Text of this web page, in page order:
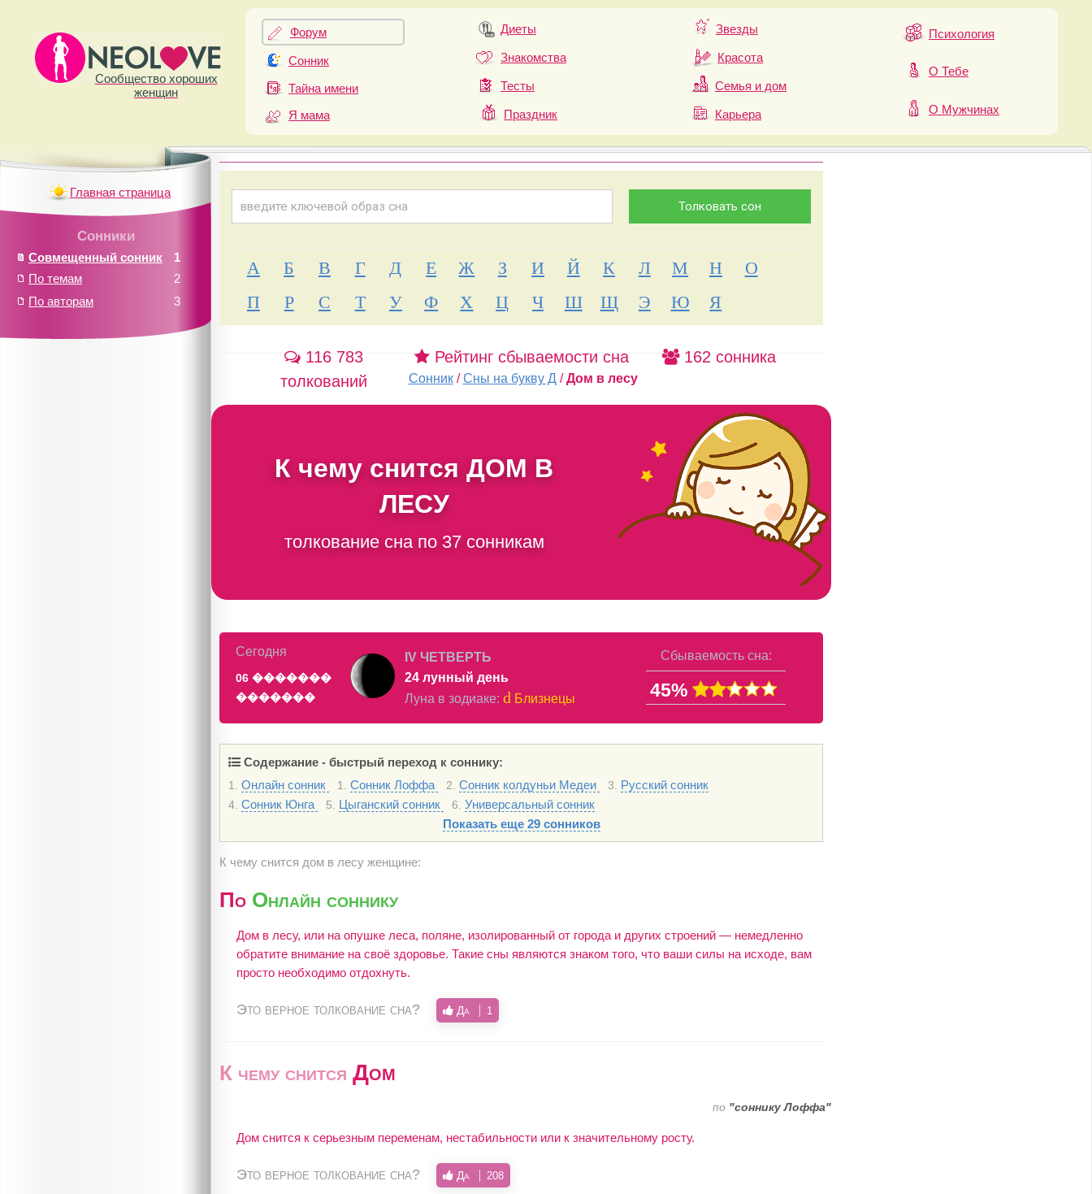
Сообщество хороших
женщин
Форум
Сонник
Тайна имени
Я мама
Диеты
Знакомства
Тесты
Праздник
Звезды
Красота
Семья и дом
Карьера
Психология
О Тебе
О Мужчинах
А Б В Г Д Е Ж З И Й К Л М Н
О
П
Р С Т У Ф Х Ц Ч Ш Щ Э Ю Я
116 783
толкований
Рейтинг сбываемости сна 162 сонника
Сонник /Сны на букву Д /Дом в лесу
К чему снится ДОМ В
ЛЕСУ
толкование сна по 37 сонникам
Сегодня
06 �������
�������
IV ЧЕТВЕРТЬ
24 лунный день
Луна в зодиаке: d Близнецы
Сбываемость сна:
45%
Содержание - быстрый переход к соннику:
1. Онлайн сонник 1. Сонник Лоффа 2. Сонник колдуньи Медеи 3. Русский сонник
4. Сонник Юнга 5. Цыганский сонник 6. Универсальный сонник
Показать еще 29 сонников
К чему снится дом в лесу женщине:
По Онлайн соннику
Дом в лесу, или на опушке леса, поляне, изолированный от города и других строений — немедленно
обратите внимание на своё здоровье. Такие сны являются знаком того, что ваши силы на исходе, вам
просто необходимо отдохнуть.
Это верное толкование сна? Да 1
К чему снится Дом
по "соннику Лоффа"
Дом снится к серьезным переменам, нестабильности или к значительному росту.
Это верное толкование сна? Да 208
Главная страница
Сонники
1
Совмещенный сонник
2
По темам
3
По авторам